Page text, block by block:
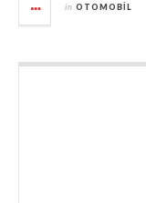
in OTOMOBIL